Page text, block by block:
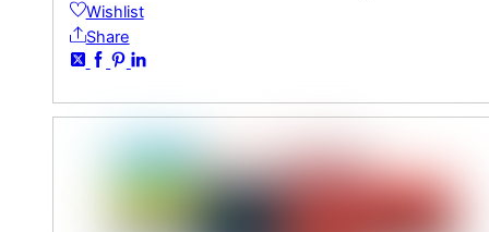
Wishlist
Share